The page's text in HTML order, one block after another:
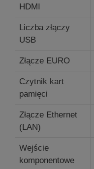
HDMI
Liczba złączy
USB
Złącze EURO
Czytnik kart
pamięci
Złącze Ethernet
(LAN)
Wejście
komponentowe